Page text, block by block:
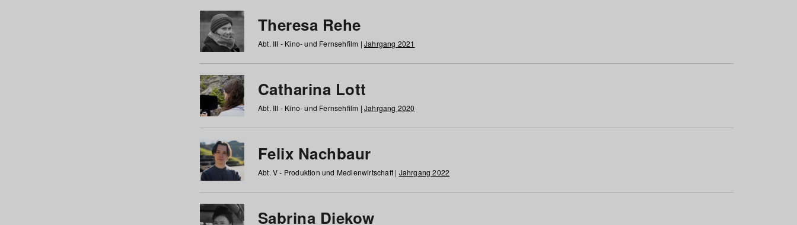
Theresa Rehe
Abt. III - Kino- und Fernsehfilm | Jahrgang 2021
Catharina Lott
Abt. III - Kino- und Fernsehfilm | Jahrgang 2020
Felix Nachbaur
Abt. V - Produktion und Medienwirtschaft | Jahrgang 2022
Sabrina Diekow